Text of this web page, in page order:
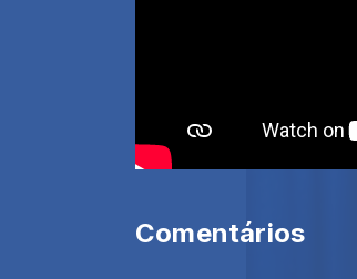
Comentários